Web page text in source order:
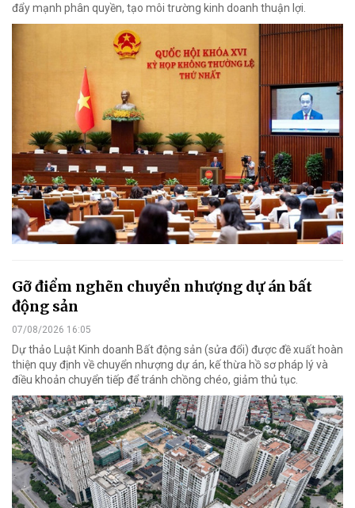
đẩy mạnh phân quyền, tạo môi trường kinh doanh thuận lợi.
Gỡ điểm nghẽn chuyển nhượng dự án bất
động sản
07/08/2026 16:05
Dự thảo Luật Kinh doanh Bất động sản (sửa đổi) được đề xuất hoàn
thiện quy định về chuyển nhượng dự án, kế thừa hồ sơ pháp lý và
điều khoản chuyển tiếp để tránh chồng chéo, giảm thủ tục.